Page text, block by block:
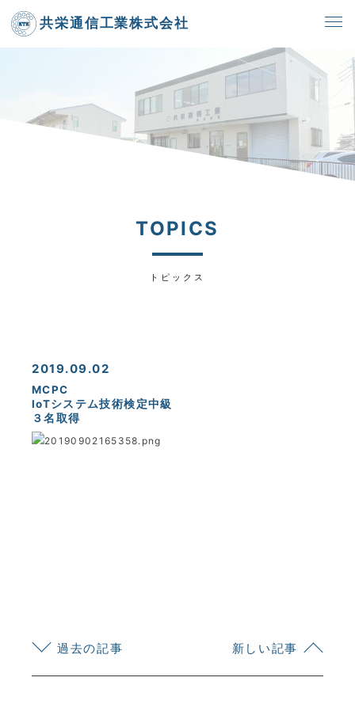
共栄通信工業株式会社
TOPICS
トピックス
2019.09.02
MCPC
IoTシステム技術検定中級
３名取得
過去の記事 新しい記事